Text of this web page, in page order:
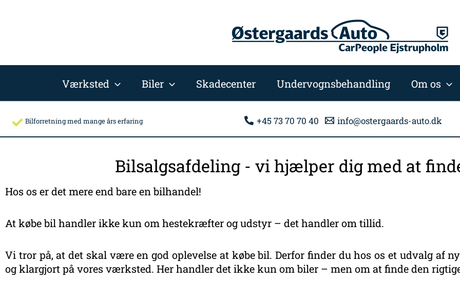
Værksted Biler Skadecenter Undervognsbehandling Om os
Bilforretning med mange års erfaring +45 73 70 70 40 info@ostergaards-auto.dk
Bilsalgsafdeling - vi hjælper dig med at
Hos os er det mere end bare en bilhandel!
At købe bil handler ikke kun om hestekræfter og udstyr – det handler om tillid.
Vi tror på, at det skal være en god oplevelse at købe bil. Derfor finder du hos os et udvalg af
og klargjort på vores værksted. Her handler det ikke kun om biler – men om at finde den